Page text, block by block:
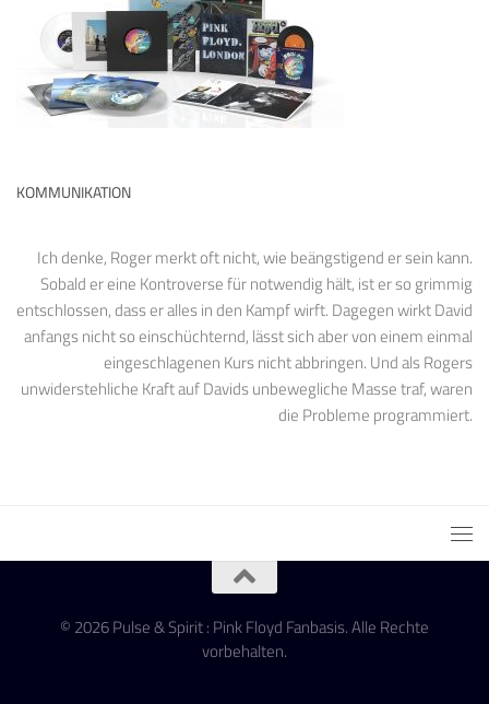
KOMMUNIKATION
Ich denke, Roger merkt oft nicht, wie beängstigend er sein kann.
Sobald er eine Kontroverse für notwendig hält, ist er so grimmig
entschlossen, dass er alles in den Kampf wirft. Dagegen wirkt David
anfangs nicht so einschüchternd, lässt sich aber von einem einmal
eingeschlagenen Kurs nicht abbringen. Und als Rogers
unwiderstehliche Kraft auf Davids unbewegliche Masse traf, waren
die Probleme programmiert.
© 2026 Pulse & Spirit : Pink Floyd Fanbasis. Alle Rechte
vorbehalten.